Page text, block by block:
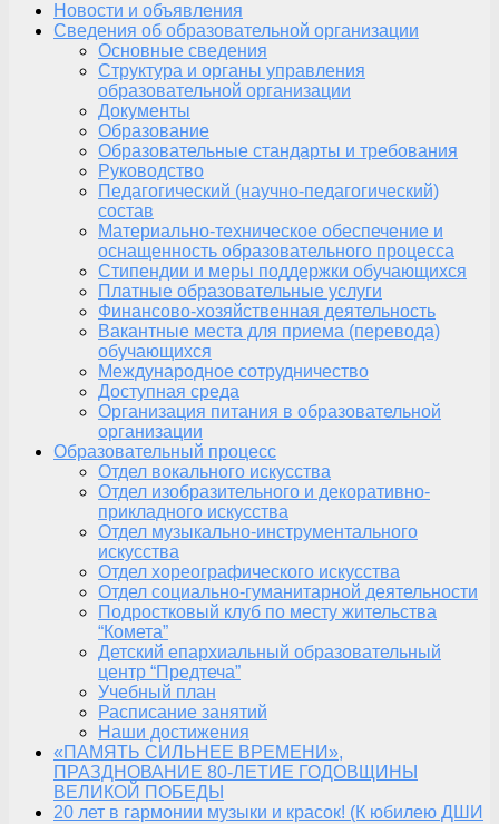
Новости и объявления
Сведения об образовательной организации
Основные сведения
Структура и органы управления
образовательной организации
Документы
Образование
Образовательные стандарты и требования
Руководство
Педагогический (научно-педагогический)
состав
Материально-техническое обеспечение и
оснащенность образовательного процесса
Стипендии и меры поддержки обучающихся
Платные образовательные услуги
Финансово-хозяйственная деятельность
Вакантные места для приема (перевода)
обучающихся
Международное сотрудничество
Доступная среда
Организация питания в образовательной
организации
Образовательный процесс
Отдел вокального искусства
Отдел изобразительного и декоративно-
прикладного искусства
Отдел музыкально-инструментального
искусства
Отдел хореографического искусства
Отдел социально-гуманитарной деятельности
Подростковый клуб по месту жительства
“Комета”
Детский епархиальный образовательный
центр “Предтеча”
Учебный план
Расписание занятий
Наши достижения
«ПАМЯТЬ СИЛЬНЕЕ ВРЕМЕНИ»,
ПРАЗДНОВАНИЕ 80-ЛЕТИЕ ГОДОВЩИНЫ
ВЕЛИКОЙ ПОБЕДЫ
20 лет в гармонии музыки и красок! (К юбилею ДШИ